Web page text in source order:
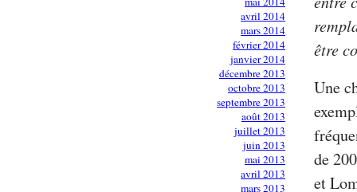
avril 2014
mars 2014
février 2014
janvier 2014
décembre 2013
octobre 2013
septembre 2013
août 2013
juillet 2013
juin 2013
mai 2013
avril 2013
mars 2013
être
Une
de
et